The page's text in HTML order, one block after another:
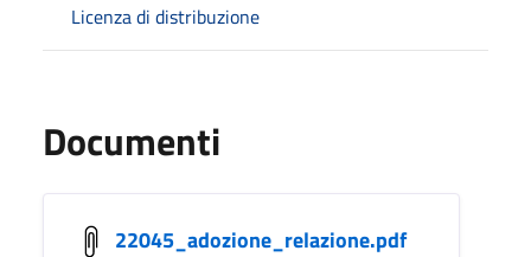
Licenza di distribuzione
Documenti
22045_adozione_relazione.pdf